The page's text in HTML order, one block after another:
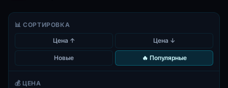
📊 СОРТИРОВКА
Цена ↑ Цена ↓
Новые 🔥 Популярные
💰 ЦЕНА